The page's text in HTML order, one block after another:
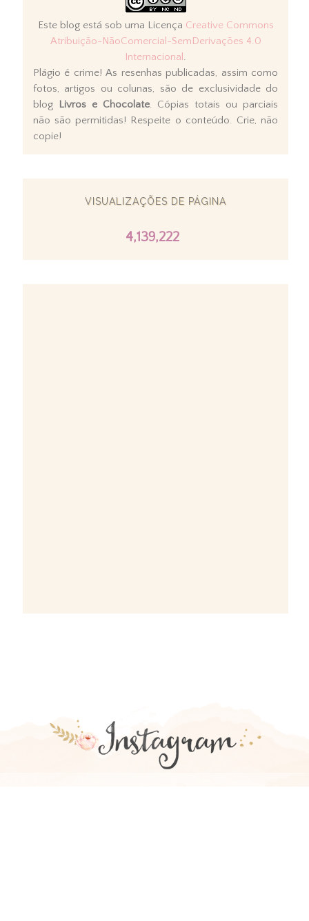
Este blog está sob uma Licença Creative Commons
Atribuição-NãoComercial-SemDerivações 4.0
Internacional .
Plágio é crime! As resenhas publicadas, assim como
fotos, artigos ou colunas, são de exclusividade do
blog Livros e Chocolate. Cópias totais ou parciais
não são permitidas! Respeite o conteúdo. Crie, não
copie!
VISUALIZAÇÕES DE PÁGINA
4,139,222